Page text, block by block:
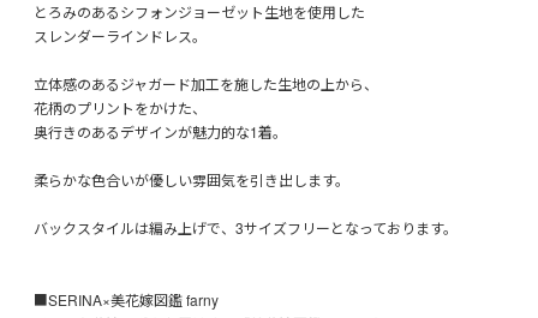
とろみのあるシフォンジョーゼット生地を使用した
スレンダーラインドレス。
立体感のあるジャガード加工を施した生地の上から、
花柄のプリントをかけた、
奥行きのあるデザインが魅力的な1着。
柔らかな色合いが優しい雰囲気を引き出します。
バックスタイルは編み上げで、3サイズフリーとなっております。
■SERINA×美花嫁図鑑 farny